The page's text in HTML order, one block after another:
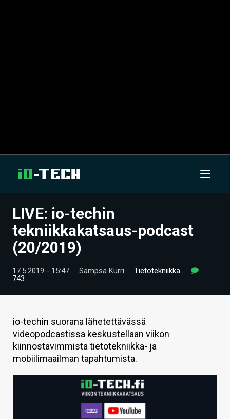
UUTISET
ARTIKKELIT
VIDEOT
HINTA.FI
KAUPPA
VAIHDA TEEMA
LIVE: io-techin
tekniikkakatsaus-podcast
(20/2019)
17.5.2019 - 15:47 Sampsa Kurri
Tietotekniikka
743
io-techin suorana lähetettävässä
videopodcastissa keskustellaan viikon
kiinnostavimmista tietotekniikka- ja
mobiilimaailman tapahtumista.